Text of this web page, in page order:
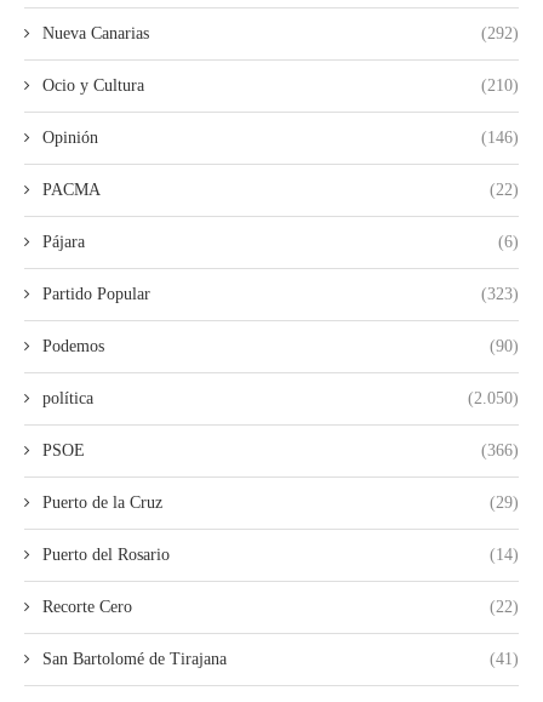
Nueva Canarias (292)
Ocio y Cultura (210)
Opinión (146)
PACMA (22)
Pájara (6)
Partido Popular (323)
Podemos (90)
política (2.050)
PSOE (366)
Puerto de la Cruz (29)
Puerto del Rosario (14)
Recorte Cero (22)
San Bartolomé de Tirajana (41)